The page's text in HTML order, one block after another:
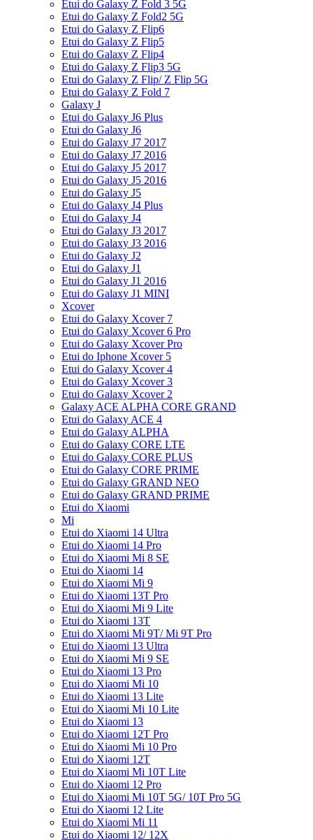
Etui do Galaxy Z Fold 3 5G
Etui do Galaxy Z Fold2 5G
Etui do Galaxy Z Flip6
Etui do Galaxy Z Flip5
Etui do Galaxy Z Flip4
Etui do Galaxy Z Flip3 5G
Etui do Galaxy Z Flip/ Z Flip 5G
Etui do Galaxy Z Fold 7
Galaxy J
Etui do Galaxy J6 Plus
Etui do Galaxy J6
Etui do Galaxy J7 2017
Etui do Galaxy J7 2016
Etui do Galaxy J5 2017
Etui do Galaxy J5 2016
Etui do Galaxy J5
Etui do Galaxy J4 Plus
Etui do Galaxy J4
Etui do Galaxy J3 2017
Etui do Galaxy J3 2016
Etui do Galaxy J2
Etui do Galaxy J1
Etui do Galaxy J1 2016
Etui do Galaxy J1 MINI
Xcover
Etui do Galaxy Xcover 7
Etui do Galaxy Xcover 6 Pro
Etui do Galaxy Xcover Pro
Etui do Iphone Xcover 5
Etui do Galaxy Xcover 4
Etui do Galaxy Xcover 3
Etui do Galaxy Xcover 2
Galaxy ACE ALPHA CORE GRAND
Etui do Galaxy ACE 4
Etui do Galaxy ALPHA
Etui do Galaxy CORE LTE
Etui do Galaxy CORE PLUS
Etui do Galaxy CORE PRIME
Etui do Galaxy GRAND NEO
Etui do Galaxy GRAND PRIME
Etui do Xiaomi
Mi
Etui do Xiaomi 14 Ultra
Etui do Xiaomi 14 Pro
Etui do Xiaomi Mi 8 SE
Etui do Xiaomi 14
Etui do Xiaomi Mi 9
Etui do Xiaomi 13T Pro
Etui do Xiaomi Mi 9 Lite
Etui do Xiaomi 13T
Etui do Xiaomi Mi 9T/ Mi 9T Pro
Etui do Xiaomi 13 Ultra
Etui do Xiaomi Mi 9 SE
Etui do Xiaomi 13 Pro
Etui do Xiaomi Mi 10
Etui do Xiaomi 13 Lite
Etui do Xiaomi Mi 10 Lite
Etui do Xiaomi 13
Etui do Xiaomi 12T Pro
Etui do Xiaomi Mi 10 Pro
Etui do Xiaomi 12T
Etui do Xiaomi Mi 10T Lite
Etui do Xiaomi 12 Pro
Etui do Xiaomi Mi 10T 5G/ 10T Pro 5G
Etui do Xiaomi 12 Lite
Etui do Xiaomi Mi 11
Etui do Xiaomi 12/ 12X